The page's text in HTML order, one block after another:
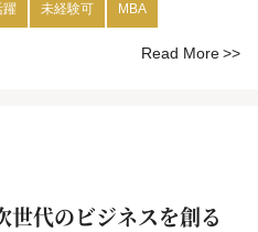
躍 未経験可 MBA
Read More
代のビジネスを創る